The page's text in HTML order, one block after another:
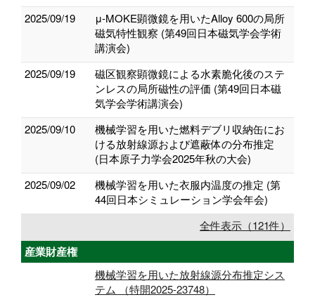
2025/09/19
μ-MOKE顕微鏡を用いたAlloy 600の局所
磁気特性観察 (第49回日本磁気学会学術
講演会)
2025/09/19
磁区観察顕微鏡による水素脆化後のステ
ンレスの局所磁性の評価 (第49回日本磁
気学会学術講演会)
2025/09/10
機械学習を用いた燃料デブリ収納缶にお
ける放射線源および遮蔽体の分布推定
(日本原子力学会2025年秋の大会)
2025/09/02
機械学習を用いた衣服内温度の推定 (第
44回日本シミュレーション学会年会)
全件表示（121件）
産業財産権
機械学習を用いた放射線源分布推定シス
テム （特開2025-23748）